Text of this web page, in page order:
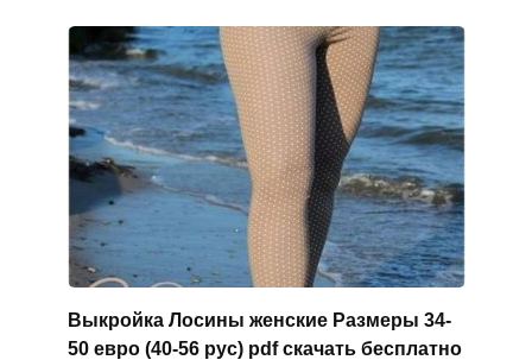
Выкройка Лосины женские Размеры 34-
50 евро (40-56 рус) pdf скачать бесплатно